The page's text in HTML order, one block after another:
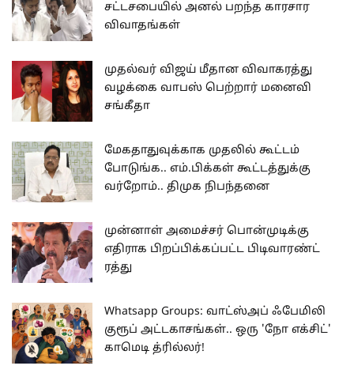
சட்டசபையில் அனல் பறந்த காரசார
விவாதங்கள்
முதல்வர் விஜய் மீதான விவாகரத்து
வழக்கை வாபஸ் பெற்றார் மனைவி
சங்கீதா
மேகதாதுவுக்காக முதலில் கூட்டம்
போடுங்க.. எம்.பிக்கள் கூட்டத்துக்கு
வர்றோம்.. திமுக நிபந்தனை
முன்னாள் அமைச்சர் பொன்முடிக்கு
எதிராக பிறப்பிக்கப்பட்ட பிடிவாரண்ட்
ரத்து
Whatsapp Groups: வாட்ஸ்அப் ஃபேமிலி
குரூப் அட்டகாசங்கள்.. ஒரு 'நோ எக்சிட்'
காமெடி த்ரில்லர்!